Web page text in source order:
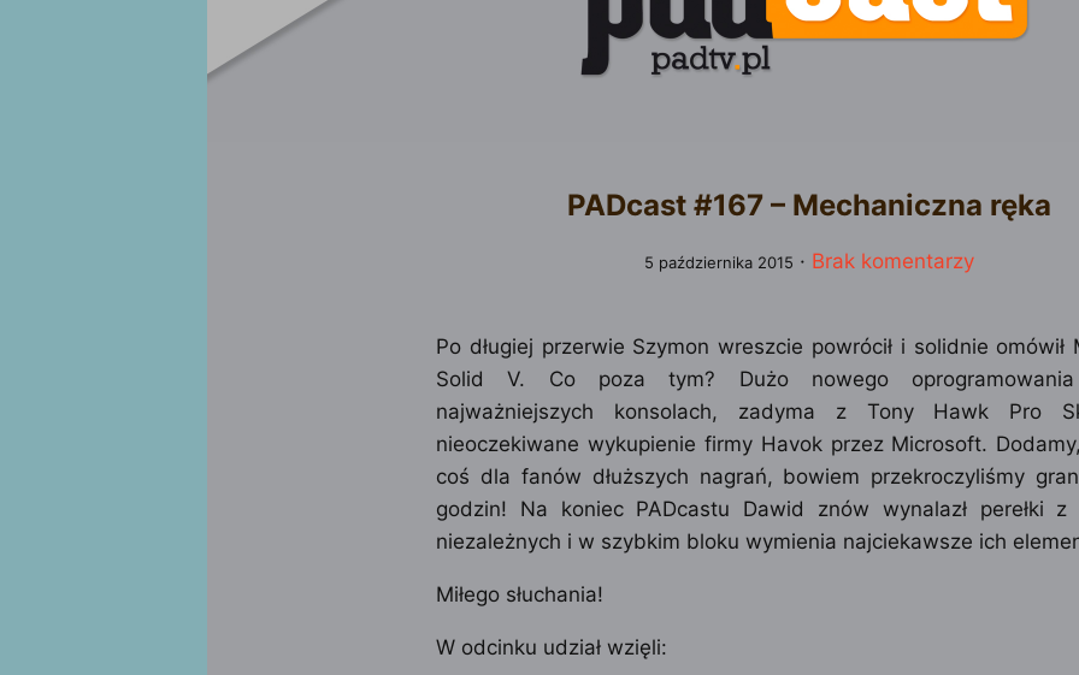
PADcast #167 – Mechaniczna ręka
5 października 2015 · Brak komentarzy
Po długiej przerwie Szymon wreszcie powrócił i solidnie omówił
Solid V. Co poza tym? Dużo nowego
najważniejszych konsolach, zadyma z Tony Hawk Pro
nieoczekiwane wykupienie firmy Havok przez Microsoft.
coś dla fanów dłuższych nagrań, bowiem przekroczyliśmy
godzin! Na koniec PADcastu Dawid znów wynalazł perełki
niezależnych i w szybkim bloku wymienia najciekawsze ich
Miłego słuchania!
W odcinku udział wzięli: